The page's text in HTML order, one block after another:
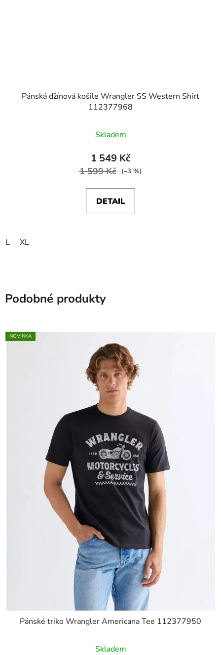
Pánská džínová košile Wrangler SS Western Shirt
112377968
Skladem
1 549 Kč
1 599 Kč (–3 %)
DETAIL
L XL
Podobné produkty
NOVINKA
Pánské triko Wrangler Americana Tee 112377950
Skladem